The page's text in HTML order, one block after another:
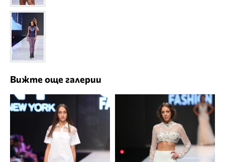
Вижте още галерии